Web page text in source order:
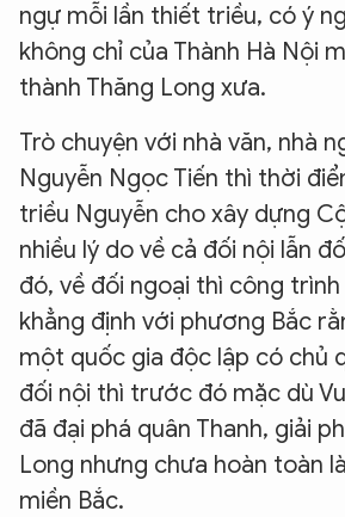
ngự mỗi lần thiết triều, có ý
không chỉ của Thành Hà Nội
thành Thăng Long xưa.
Trò chuyện với nhà văn, nhà
Nguyễn Ngọc Tiến thì thời
triều Nguyễn cho xây dựng
nhiều lý do về cả đối nội lẫn
đó, về đối ngoại thì công
khẳng định với phương Bắc
một quốc gia độc lập có chủ
đối nội thì trước đó mặc dù
đã đại phá quân Thanh, giải
Long nhưng chưa hoàn toàn
miền Bắc.